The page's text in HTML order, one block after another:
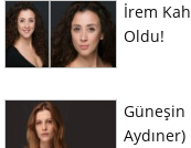
İrem
Oldu!
Güneşin